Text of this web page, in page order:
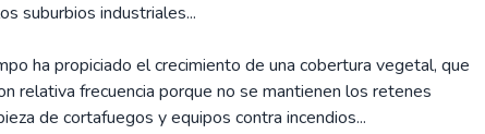
suburbios industriales...
ha propiciado el crecimiento de una cobertura vegetal, que
relativa frecuencia porque no se mantienen los retenes
de cortafuegos y equipos contra incendios...